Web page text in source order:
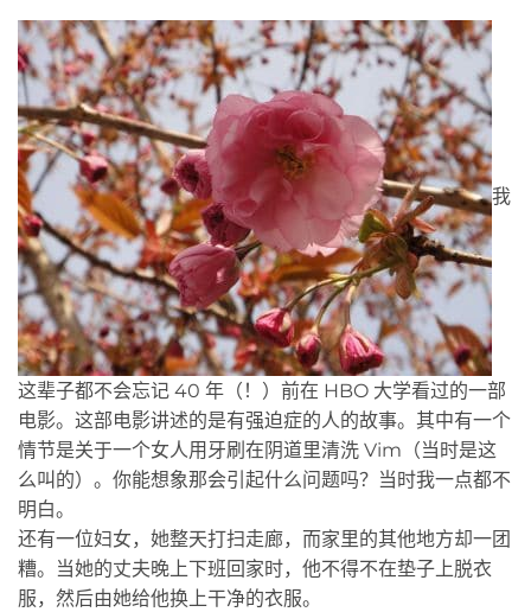
我
这辈子都不会忘记 40 年（！）前在 HBO 大学看过的一部
电影。这部电影讲述的是有强迫症的人的故事。其中有一个
情节是关于一个女人用牙刷在阴道里清洗 Vim（当时是这
么叫的）。你能想象那会引起什么问题吗？当时我一点都不
明白。
还有一位妇女，她整天打扫走廊，而家里的其他地方却一团
糟。当她的丈夫晚上下班回家时，他不得不在垫子上脱衣
服，然后由她给他换上干净的衣服。